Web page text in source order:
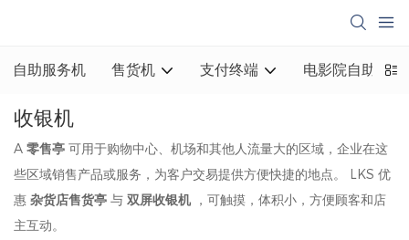
自助服务机 售货机 支付终端 电影院自助取票
收银机
A 零售亭 可用于购物中心、机场和其他人流量大的区域，企业在这
些区域销售产品或服务，为客户交易提供方便快捷的地点。 LKS 优
惠 杂货店售货亭 与 双屏收银机 ，可触摸，体积小，方便顾客和店
主互动。